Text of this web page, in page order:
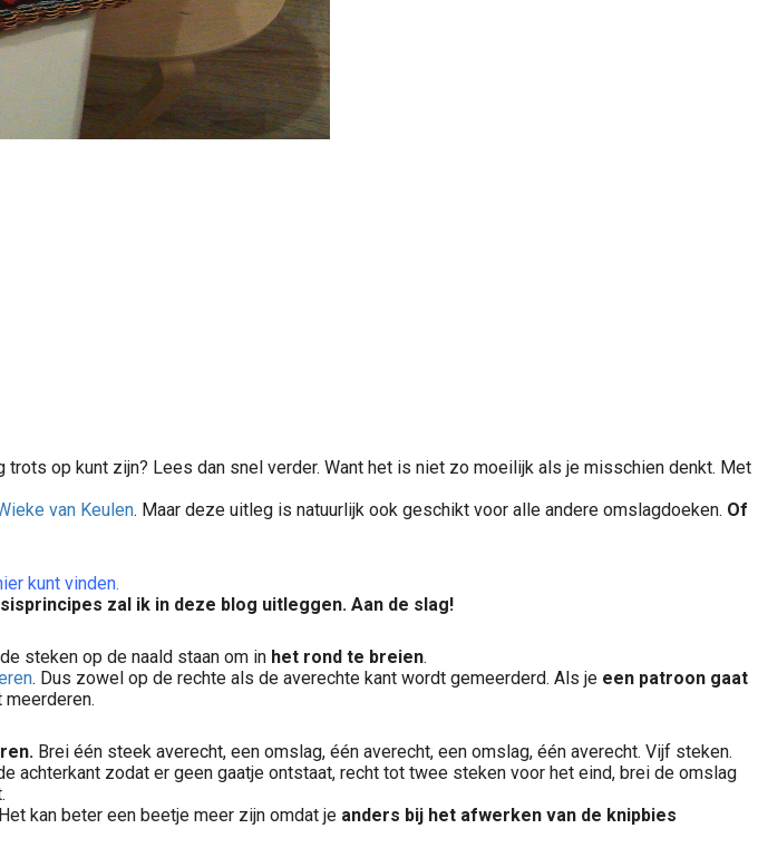
trots op kunt zijn? Lees dan snel verder. Want het is niet zo moeilijk als je misschien denkt. Met
van Keulen. Maar deze uitleg is natuurlijk ook geschikt voor alle andere omslagdoeken. Of
kunt vinden.
zal ik in deze blog uitleggen. Aan de slag!
steken op de naald staan om in het rond te breien.
. Dus zowel op de rechte als de averechte kant wordt gemeerderd. Als je een patroon gaat
Brei één steek averecht, een omslag, één averecht, een omslag, één averecht. Vijf steken.
achterkant zodat er geen gaatje ontstaat, recht tot twee steken voor het eind, brei de omslag
kan beter een beetje meer zijn omdat je anders bij het afwerken van de knipbies